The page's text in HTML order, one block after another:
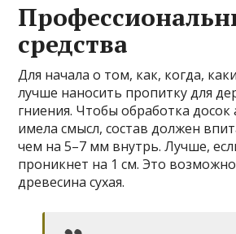
средства
Для начала о том, как, когда,
лучше наносить пропитку для
гниения. Чтобы обработка досок
имела смысл, состав должен
чем на 5–7 мм внутрь. Лучше,
проникнет на 1 см. Это
древесина сухая.